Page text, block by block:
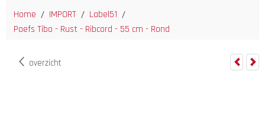
Home / IMPORT / Label51 /
Poefs Tibo - Rust - Ribcord - 55 cm - Rond
overzicht